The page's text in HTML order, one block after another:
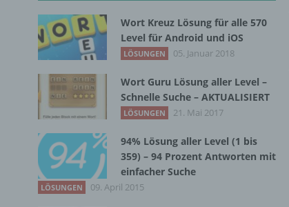
Wort Kreuz Lösung für alle 570
Level für Android und iOS
LÖSUNGEN 05. Januar 2018
Wort Guru Lösung aller Level –
Schnelle Suche – AKTUALISIERT
LÖSUNGEN 21. Mai 2017
94% Lösung aller Level (1 bis
359) – 94 Prozent Antworten mit
einfacher Suche
LÖSUNGEN 09. April 2015